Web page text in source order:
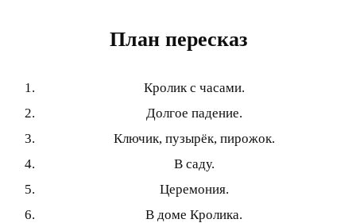
План пересказ
Кролик с часами.
Долгое падение.
Ключик, пузырёк, пирожок.
В саду.
Церемония.
В доме Кролика.